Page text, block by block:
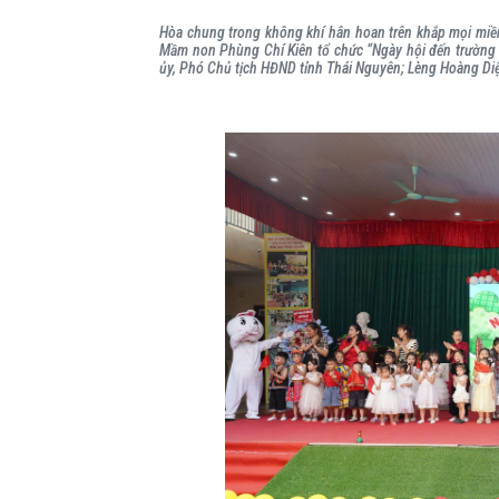
Hòa chung trong không khí hân hoan trên khắp mọi
Mầm non Phùng Chí Kiên tổ chức “Ngày hội đến
ủy, Phó Chủ tịch HĐND tỉnh Thái Nguyên; Lèng Hoàng